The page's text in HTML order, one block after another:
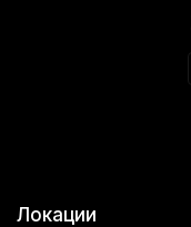
Локации